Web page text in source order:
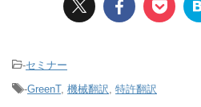
-セミナー
-GreenT, 機械翻訳, 特許翻訳